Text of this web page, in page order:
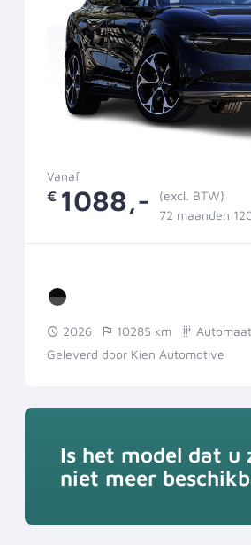
Vanaf
€ 1088,-
(excl. BTW)
72 maanden
2026 10285 km
Automaat
Geleverd door Kien Automotive
Is het model dat u
niet meer